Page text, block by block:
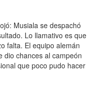
Musiala se despachó
Lo llamativo es que
falta. El equipo alemán
dio chances al campeón
que poco pudo hacer